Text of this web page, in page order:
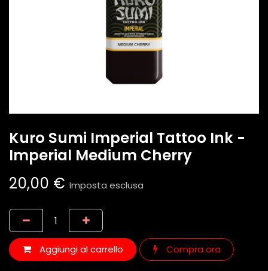
Kuro Sumi Imperial Tattoo Ink -
Imperial Medium Cherry
20,00 € Imposta esclusa
Aggiungi al carrello Compra ora